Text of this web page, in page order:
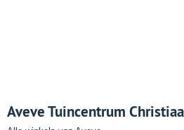
Aveve Tuincentrum